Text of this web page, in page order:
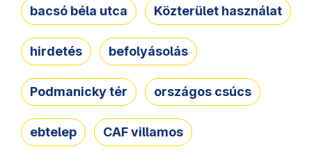
bacsó béla utca Közterület használat
hirdetés befolyásolás
Podmanicky tér országos csúcs
ebtelep CAF villamos